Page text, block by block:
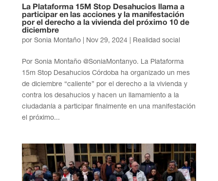
La Plataforma 15M Stop Desahucios llama a
participar en las acciones y la manifestación
por el derecho a la vivienda del próximo 10 de
diciembre
por Sonia Montaño| Nov 29, 2024| Realidad social
Por Sonia Montaño @SoniaMontanyo. La Plataforma
15m Stop Desahucios Córdoba ha organizado un mes
de diciembre “caliente” por el derecho a la vivienda y
contra los desahucios y hacen un llamamiento a la
ciudadanía a participar finalmente en una manifestación
el próximo...